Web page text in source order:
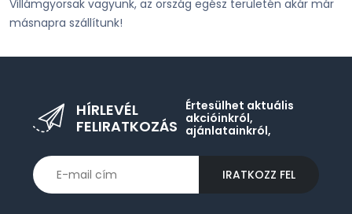
Villámgyorsak vagyunk, az ország egész területén akár már
másnapra szállítunk!
HÍRLEVÉL
FELIRATKOZÁS
Értesülhet aktuális
akcióinkról,
ajánlatainkról,
IRATKOZZ FEL